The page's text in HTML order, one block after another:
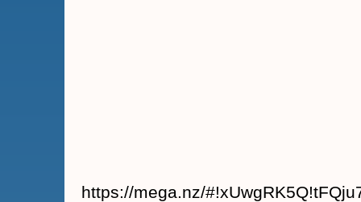
https://mega.nz/